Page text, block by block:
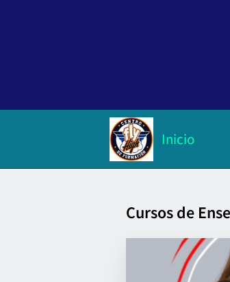
Inicio
Cursos de